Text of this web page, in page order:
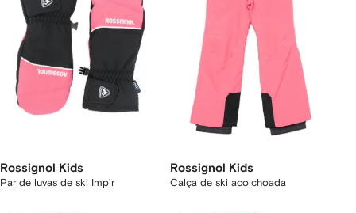
Rossignol Kids
Par de luvas de ski Imp'r
Rossignol Kids
Calça de ski acolchoada